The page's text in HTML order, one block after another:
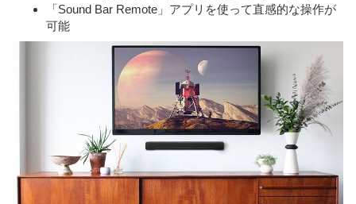
「Sound Bar Remote」アプリを使って直感的な操作が
可能